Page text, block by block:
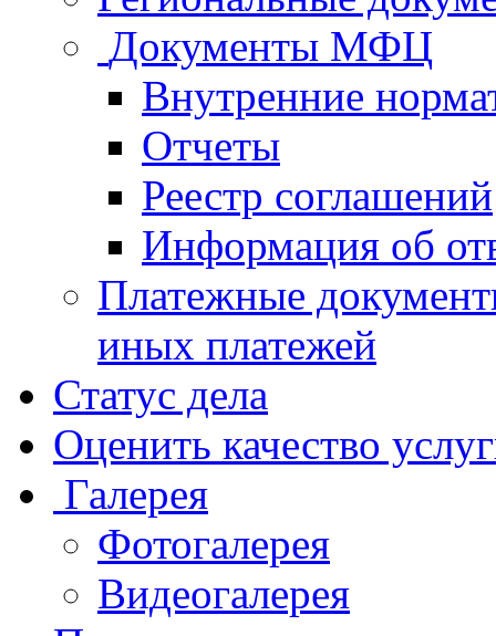
Документы МФЦ
Внутренние
Отчеты
Реестр соглашений
Информация об
Платежные
иных платежей
Статус дела
Оценить качество
Галерея
Фотогалерея
Видеогалерея